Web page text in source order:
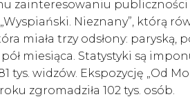
zainteresowaniu publiczności
Nieznany”, którą
miała trzy odsłony: paryską,
miesiąca. Statystyki są
tys. widzów. Ekspozycję „Od
zgromadziła 102 tys. osób.